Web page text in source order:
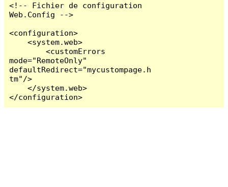
<!-- Fichier de configuration
Web.Config -->
<configuration>
    <system.web>
        <customErrors
mode="RemoteOnly"
defaultRedirect="mycustompage.h
tm"/>
    </system.web>
</configuration>